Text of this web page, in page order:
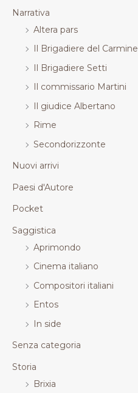
Narrativa
Altera pars
Il Brigadiere del Carmine
Il Brigadiere Setti
Il commissario Martini
Il giudice Albertano
Rime
Secondorizzonte
Nuovi arrivi
Paesi d'Autore
Pocket
Saggistica
Aprimondo
Cinema italiano
Compositori italiani
Entos
In side
Senza categoria
Storia
Brixia